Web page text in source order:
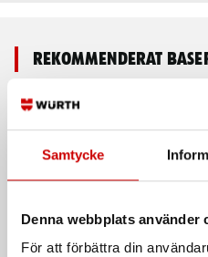
Samtycke
Denna webbplats använder
För att förbättra din
Rekommenderat